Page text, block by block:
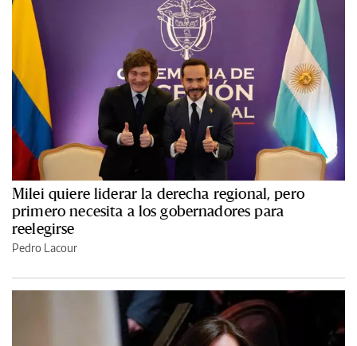
Milei quiere liderar la derecha regional, pero
primero necesita a los gobernadores para
reelegirse
Pedro Lacour